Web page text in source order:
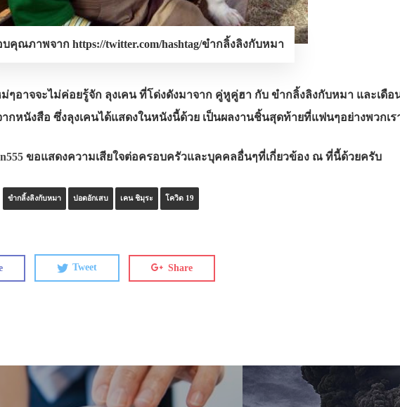
คุณภาพจาก https://twitter.com/hashtag/ขํากลิ้งลิงกับหมา
ม่ๆอาจจะไม่ค่อยรู้จัก ลุงเคน ที่โด่งดังมาจาก คู่หูคู่ฮา กับ ขำกลิ้งลิงกับหมา และเดื
กหนังสือ ซึ่งลุงเคนได้แสดงในหนังนี้ด้วย เป็นผลงานชิ้นสุดท้ายที่แฟนๆอย่างพวกเรา
ขอแสดงความเสียใจต่อครอบครัวและบุคคลอื่นๆที่เกี่ยวข้อง ณ ที่นี้ด้วยครับ
ขำกลิ้งลิงกับหมา ปอดอักเสบ เคน ชิมุระ โควิด 19
Tweet Share